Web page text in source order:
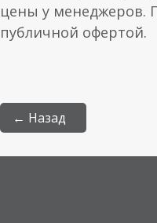
цены у менеджеров.
публичной офертой.
← Назад